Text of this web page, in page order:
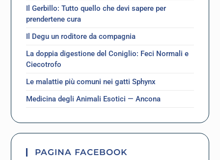
Il Gerbillo: Tutto quello che devi sapere per
prendertene cura
Il Degu un roditore da compagnia
La doppia digestione del Coniglio: Feci Normali e
Ciecotrofo
Le malattie più comuni nei gatti Sphynx
Medicina degli Animali Esotici — Ancona
PAGINA FACEBOOK